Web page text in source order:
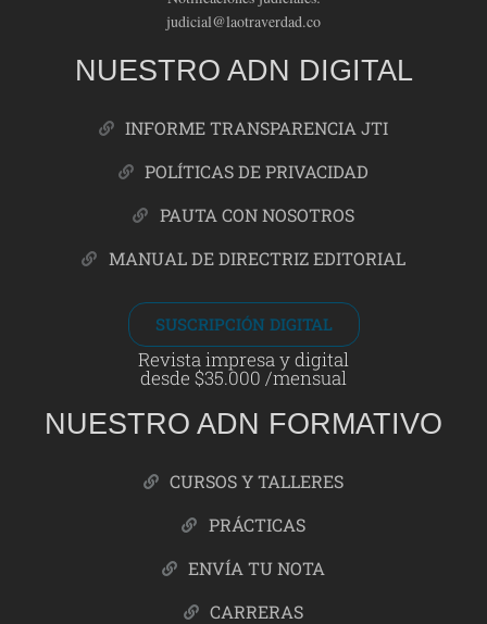
judicial@laotraverdad.co
NUESTRO ADN DIGITAL
INFORME TRANSPARENCIA JTI
POLÍTICAS DE PRIVACIDAD
PAUTA CON NOSOTROS
MANUAL DE DIRECTRIZ EDITORIAL
SUSCRIPCIÓN DIGITAL
Revista impresa y digital
desde $35.000 /mensual
NUESTRO ADN FORMATIVO
CURSOS Y TALLERES
PRÁCTICAS
ENVÍA TU NOTA
CARRERAS